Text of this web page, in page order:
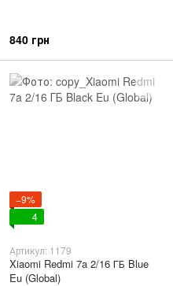
840 грн
−9%
4
Артикул: 1179
Xiaomi Redmi 7a 2/16 ГБ Blue
Eu (Global)